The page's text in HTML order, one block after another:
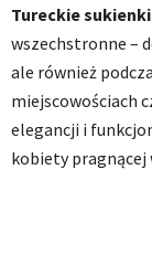
Tureckie
wszechstronne –
ale również
miejscowościach
elegancji i
kobiety pragnącej